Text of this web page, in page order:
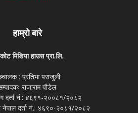
हाम्रो बारे
मिडिया हाउस प्रा.लि.
: प्रतिभा पराजुली
राजाराम पौडेल
दर्ता नं.: ४६९१-२००८१/२०८२
नेपाल दर्ता नं.: ४६९०-२०८१/२०८२